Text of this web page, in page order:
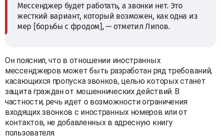
Мессенджер будет работать, а звонки нет. Это
жесткий вариант, который возможен, как одна из
мер [борьбы с фродом], — отметил Липов.
Он пояснил, что в отношении иностранных
мессенджеров может быть разработан ряд требований,
касающихся пропуска звонков, целью которых станет
защита граждан от мошеннических действий. В
частности, речь идет о возможности ограничения
входящих звонков с иностранных номеров или от
контактов, не добавленных в адресную книгу
пользователя.